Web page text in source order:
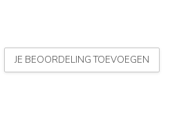
JE BEOORDELING TOEVOEGEN